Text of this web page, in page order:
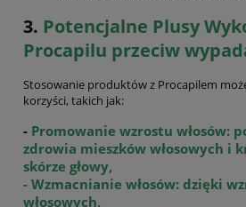
3. Potencjalne Plusy
Procapilu przeciw
Stosowanie produktów z Procapilem
korzyści, takich jak:
- Promowanie wzrostu włosów:
zdrowia mieszków włosowych i
skórze głowy,
- Wzmacnianie włosów: dzięki
włosowych,